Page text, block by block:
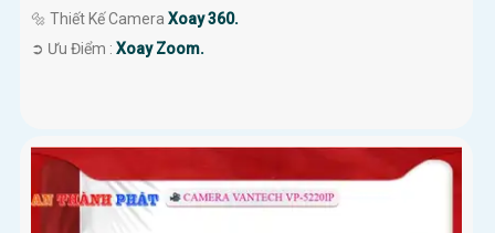
🔩 Thiết Kế Camera Xoay 360.
️➲ Ưu Điểm : Xoay Zoom.